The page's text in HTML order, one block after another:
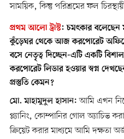
সাময়িক, কিন্তু পরিশ্রমের ফল
প্রথম আলো ট্রাস্ট:চমৎকার বলেছেন
কুঁড়েঘর থেকে আজ করপোরেট
বসে নেতৃত্ব দিচ্ছেন-এটি একটি
করপোরেট লিডার হওয়ার স্বপ্ন
প্রস্তুতি কেমন?
মো. মাহামুদুল হাসান: আমি এখন
প্ল্যানিং, কোম্পানির গোল অ্যাচিভ
ক্রিয়েট করার মাধ্যমে আমি দক্ষতা